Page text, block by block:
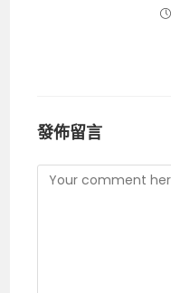
發佈留言
Comment